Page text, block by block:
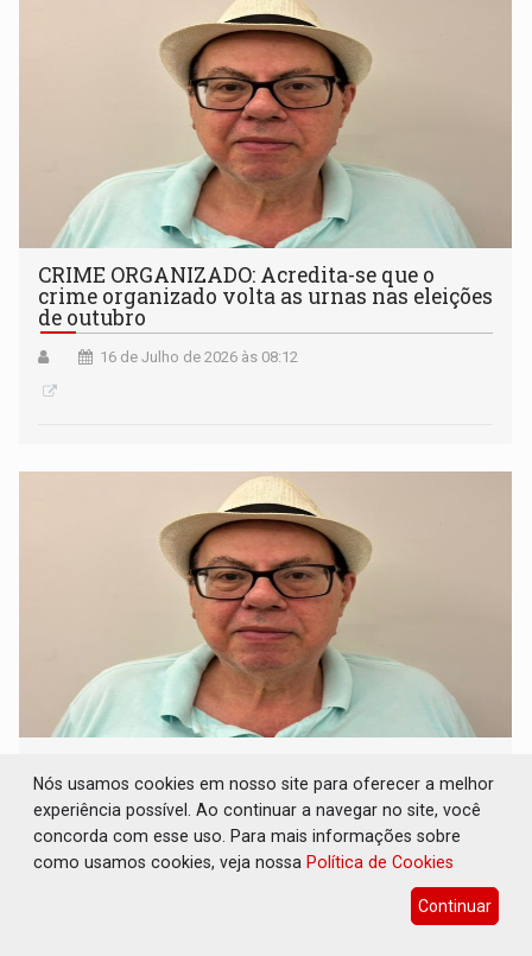
CRIME ORGANIZADO: Acredita-se que o
crime organizado volta as urnas nas eleições
de outubro
16 de Julho de 2026 às 08:12
fazendo dobradinhas com suas esposas em
cargos eletivos
15 de Julho de 2026 às 09:21
Nós usamos cookies em nosso site para oferecer a melhor
experiência possível. Ao continuar a navegar no site, você
concorda com esse uso. Para mais informações sobre
como usamos cookies, veja nossa Política de Cookies
Continuar